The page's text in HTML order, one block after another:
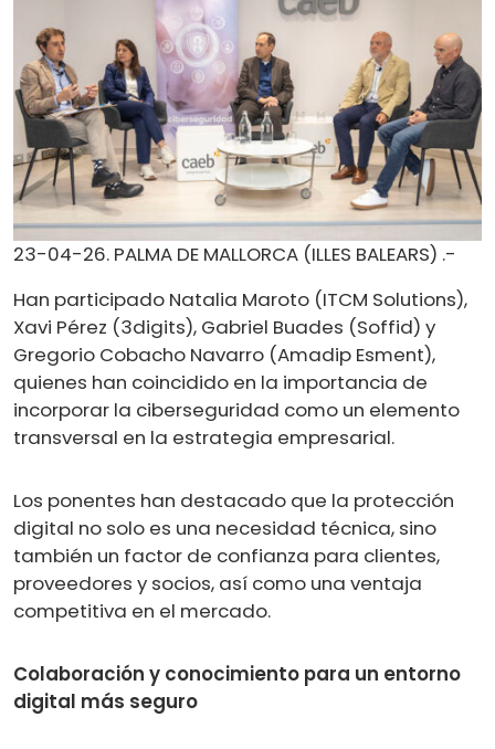
23-04-26. PALMA DE MALLORCA (ILLES BALEARS) .-
Han participado Natalia Maroto (ITCM Solutions),
Xavi Pérez (3digits), Gabriel Buades (Soffid) y
Gregorio Cobacho Navarro (Amadip Esment),
quienes han coincidido en la importancia de
incorporar la ciberseguridad como un elemento
transversal en la estrategia empresarial.
Los ponentes han destacado que la protección
digital no solo es una necesidad técnica, sino
también un factor de confianza para clientes,
proveedores y socios, así como una ventaja
competitiva en el mercado.
Colaboración y conocimiento para un entorno
digital más seguro